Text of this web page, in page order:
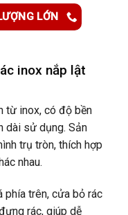
LỚN
inox nắp lật
từ inox, có độ bền
dài sử dụng. Sản
trụ tròn, thích hợp
nhau.
phía trên, cửa bỏ rác
rác, giúp dễ